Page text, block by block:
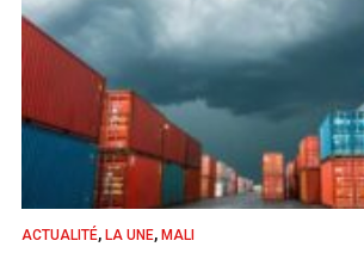
ACTUALITÉ, LA UNE, MALI